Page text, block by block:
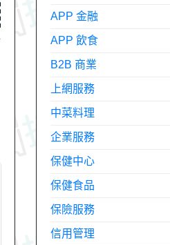
APP 金融
APP 飲食
B2B 商業
上網服務
中菜料理
企業服務
保健中心
保健食品
保險服務
信用管理